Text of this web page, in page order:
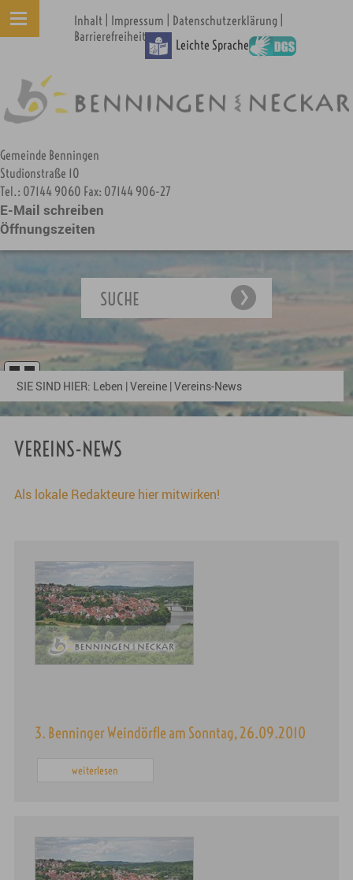
Leichte Sprache
Inhalt Impressum Datenschutzerklärung
Barrierefreiheit
Gemeinde Benningen
Studionstraße 10
Tel.: 07144 9060 Fax: 07144 906-27
E-Mail schreiben
Öffnungszeiten
SUCHE
SIE SIND HIER: Leben |Vereine |Vereins-News
VEREINS-NEWS
Als lokale Redakteure hier mitwirken!
3. Benninger Weindörfle am Sonntag, 26.09.2010
weiterlesen